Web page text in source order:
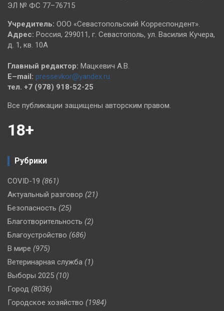
ЭЛ № ФС 77–76715
Учредитель: ООО «Севастопольский Корреспондент».
Адрес: Россия, 299011, г. Севастополь, ул. Василия Кучера,
д. 1, кв. 10А
Главный редактор: Мацкевич А.В.
E–mail: pressevkor@yandex.ru
тел. +7 (978) 918-52-25
Все публикации защищены авторским правом.
18+
Рубрики
COVID-19 (861)
Актуальный разговор (21)
Безопасность (25)
Благотворительность (2)
Благоустройство (686)
В мире (975)
Ветеринарная служба (1)
Выборы 2025 (10)
Город (8036)
Городское хозяйство (1984)